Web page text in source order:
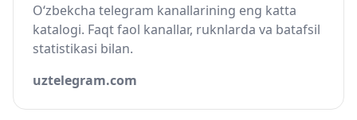
O‘zbekcha telegram kanallarining eng katta
katalogi. Faqt faol kanallar, ruknlarda va batafsil
statistikasi bilan.
uztelegram.com